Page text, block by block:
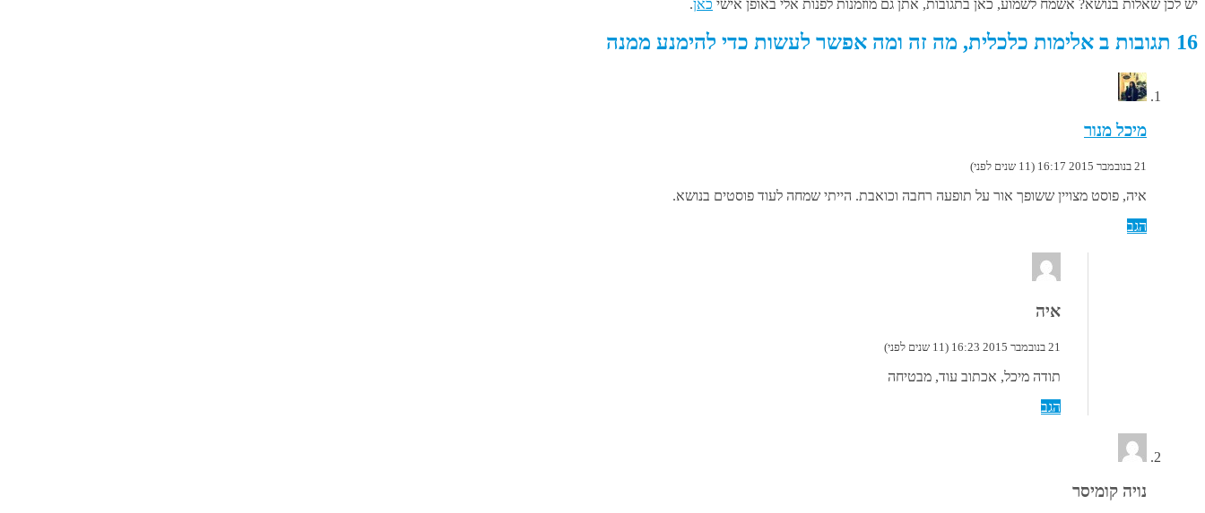
יש לכן שאלות בנושא? אשמח לשמוע, כאן בתגובות, אתן גם מוזמנות לפנות אלי באופן אישי כאן.
16 תגובות ב אלימות כלכלית, מה זה ומה אפשר לעשות כדי להימנע ממנה
מיכל מנור
21 בנובמבר 2015 16:17 (11 שנים לפני)
איה, פוסט מצויין ששופך אור על תופעה רחבה וכואבת. הייתי שמחה לעוד פוסטים בנושא.
הגב
איה
21 בנובמבר 2015 16:23 (11 שנים לפני)
תודה מיכל, אכתוב עוד, מבטיחה
הגב
נויה קומיסר